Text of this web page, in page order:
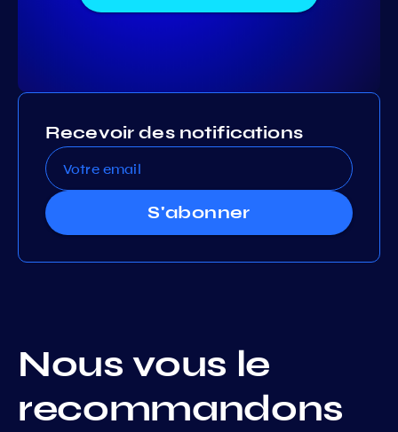
Recevoir des notifications
S'abonner
Nous vous le
recommandons